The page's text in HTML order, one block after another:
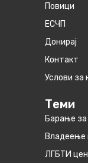
Повици
ЕСЧП
Донирај
Контакт
Услови за
Теми
Барање
Владеење
ЛГБТИ